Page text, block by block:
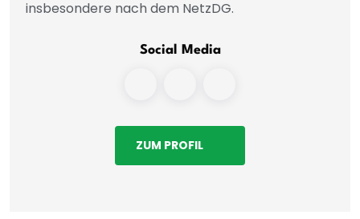
insbesondere nach dem NetzDG.
Social Media
ZUM PROFIL